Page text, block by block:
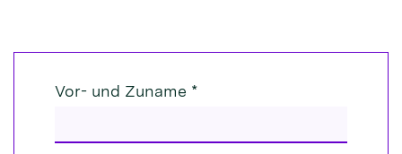
Vor- und Zuname *